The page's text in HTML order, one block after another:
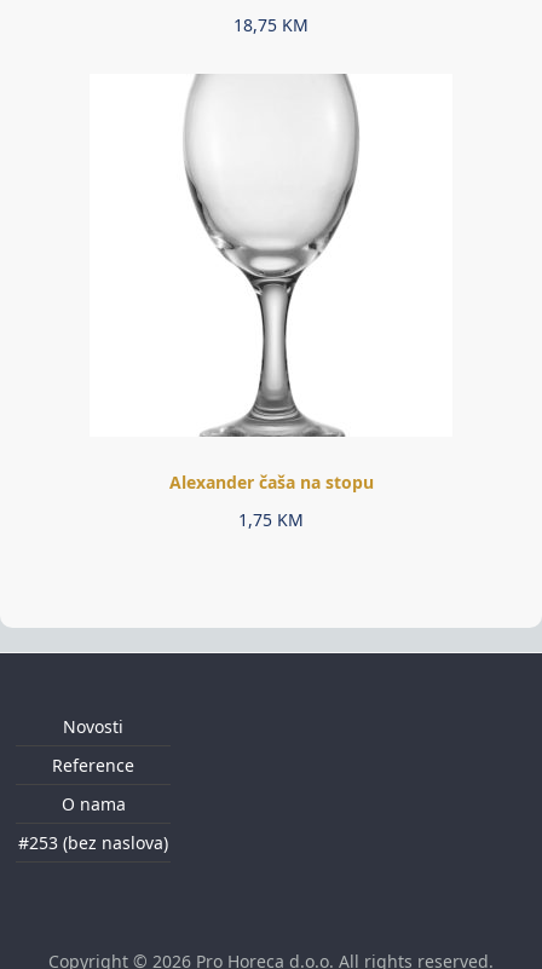
18,75 KM
Alexander čaša na stopu
1,75 KM
Novosti
Reference
O nama
#253 (bez naslova)
Copyright © 2026 Pro Horeca d.o.o. All rights reserved.